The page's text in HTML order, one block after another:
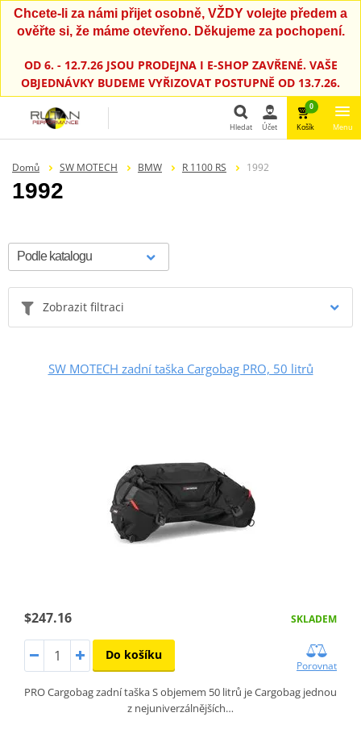
Chcete-li za námi přijet osobně, VŽDY volejte předem a
ověřte si, že máme otevřeno. Děkujeme za pochopení.
OD 6. - 12.7.26 JSOU PRODEJNA I E-SHOP ZAVŘENÉ. VAŠE
OBJEDNÁVKY BUDEME VYŘIZOVAT POSTUPNĚ OD 13.7.26.
Hledat Účet
0
Košík Menu
Domů SW MOTECH BMW R 1100 RS 1992
1992
Zobrazit filtraci
SW MOTECH zadní taška Cargobag PRO, 50 litrů
$247.16 SKLADEM
Do košíku
Porovnat
PRO Cargobag zadní taška S objemem 50 litrů je Cargobag jednou
z nejuniverzálnějších…